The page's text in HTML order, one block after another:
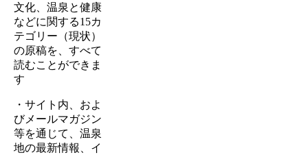
文化、温泉と健康
などに関する15カ
テゴリー（現状）
の原稿を、すべて
読むことができま
す
・サイト内、およ
びメールマガジン
等を通じて、温泉
地の最新情報、イ